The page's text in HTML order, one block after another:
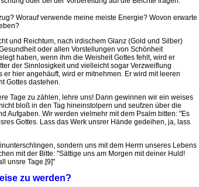
Worauf verwende meine meiste Energie? Wovon erwarte
und Reichtum, nach irdischem Glanz (Gold und Silber)
oder allen Vorstellungen von Schönheit
haben, wenn ihm die Weisheit Gottes fehlt, wird er
der Sinnlosigkeit und vielleicht sogar Verzweiflung
hier angehäuft, wird er mitnehmen. Er wird mit leeren
Gottes dastehen.
Tage zu zählen, lehre uns! Dann gewinnen wir ein weises
bloß in den Tag hineinstolpern und seufzen über die
Aufgaben. Wir werden vielmehr mit dem Psalm bitten: "Es
Gottes. Lass das Werk unsrer Hände gedeihen, ja, lass
sondern uns mit dem Herrn unseres Lebens
mit der Bitte: "Sättige uns am Morgen mit deiner Huld!
unsre Tage.[9]"
zu werden?